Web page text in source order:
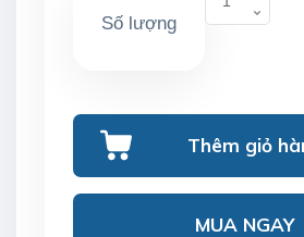
Số lượng
Thêm giỏ
MUA NGAY